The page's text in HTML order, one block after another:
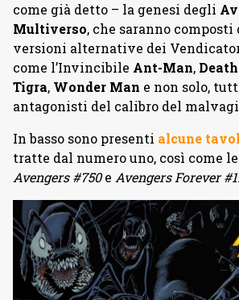
come già detto – la genesi degli
Multiverso, che saranno composti
versioni alternative dei
come l’Invincibile Ant-Man,
Tigra, Wonder Man e non solo,
antagonisti del calibro del
In basso sono presenti alcune
tratte dal numero uno, così come
Avengers #750e Avengers Forever #1.